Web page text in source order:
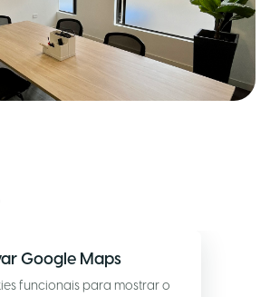
Google Maps
funcionais para mostrar o